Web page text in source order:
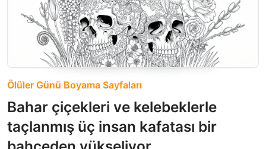
Ölüler Günü Boyama Sayfaları
Bahar çiçekleri ve kelebeklerle
taçlanmış üç insan kafatası bir